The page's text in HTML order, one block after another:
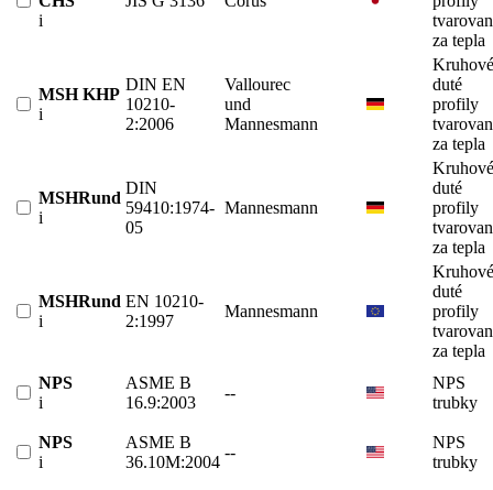
i
za tepla
MSH KHP
i
DIN EN
10210-
2:2006
Vallourec
und
Mannesmann
Kruhové
duté
profily
za tepla
MSHRund
i
DIN
59410:1974-
05
Mannesmann
Kruhové
duté
profily
za tepla
MSHRund
i
EN 10210-
2:1997
Mannesmann
Kruhové
duté
profily
za tepla
NPS
i
ASME B
16.9:2003
--
NPS
trubky
NPS
i
ASME B
36.10M:2004
--
NPS
trubky